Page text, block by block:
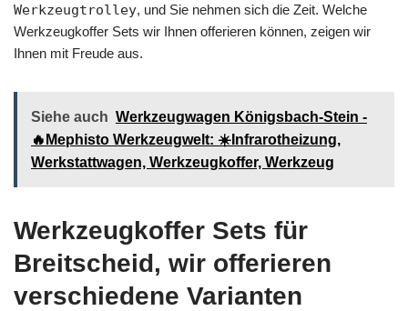
Werkzeugtrolley, und Sie nehmen sich die Zeit. Welche
Werkzeugkoffer Sets wir Ihnen offerieren können, zeigen wir
Ihnen mit Freude aus.
Siehe auch Werkzeugwagen Königsbach-Stein -
🔥Mephisto Werkzeugwelt: ☀️Infrarotheizung,
Werkstattwagen, Werkzeugkoffer, Werkzeug
Werkzeugkoffer Sets für
Breitscheid, wir offerieren
verschiedene Varianten